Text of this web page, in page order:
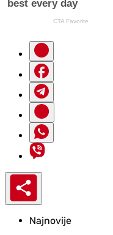
Najnovije